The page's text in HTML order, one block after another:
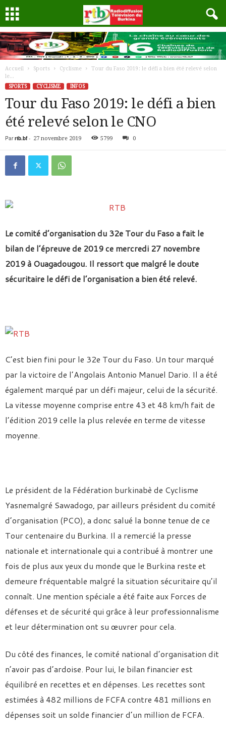
Accueil Sports Cyclisme
Tour du Faso 2019: le défi a bien été relevé selon
le...
SPORTS
CYCLISME INFOS
Tour du Faso 2019: le défi a bien
été relevé selon le CNO
Par rtb.bf- 27 novembre 2019 5799 0
Le comité d’organisation du 32e Tour du Faso a fait le
bilan de l’épreuve de 2019 ce mercredi 27 novembre
2019 à Ouagadougou. Il ressort que malgré le doute
sécuritaire le défi de l’organisation a bien été relevé.
C’est bien fini pour le 32e Tour du Faso. Un tour marqué
par la victoire de l’Angolais Antonio Manuel Dario. Il a été
également marqué par un défi majeur, celui de la sécurité.
La vitesse moyenne comprise entre 43 et 48 km/h fait de
l’édition 2019 celle la plus relevée en terme de vitesse
moyenne.
Le président de la Fédération burkinabè de Cyclisme
Yasnemalgré Sawadogo, par ailleurs président du comité
d’organisation (PCO), a donc salué la bonne tenue de ce
Tour centenaire du Burkina. Il a remercié la presse
nationale et internationale qui a contribué à montrer une
fois de plus aux yeux du monde que le Burkina reste et
demeure fréquentable malgré la situation sécuritaire qu’il
connaît. Une mention spéciale a été faite aux Forces de
défenses et de sécurité qui grâce à leur professionnalisme
et leur détermination ont su œuvrer pour cela.
Du côté des finances, le comité national d’organisation dit
n’avoir pas d’ardoise. Pour lui, le bilan financier est
équilibré en recettes et en dépenses. Les recettes sont
estimées à 482 millions de FCFA contre 481 millions en
dépenses soit un solde financier d’un million de FCFA.